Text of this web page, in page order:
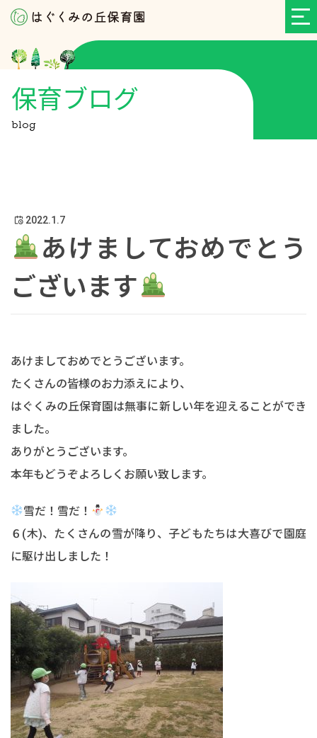
保育ブログ
blog
2022.1.7
あけましておめでとう
ございます
あけましておめでとうございます。
たくさんの皆様のお力添えにより、
はぐくみの丘保育園は無事に新しい年を迎えることができ
ました。
ありがとうございます。
本年もどうぞよろしくお願い致します。
雪だ！雪だ！
６(木)、たくさんの雪が降り、子どもたちは大喜びで園庭
に駆け出しました！